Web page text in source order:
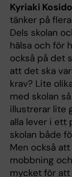
Kyriaki
tänker på
Dels skolan
hälsa och för
också på det
att det ska
krav? Lite
med skolan
illustrerar lite
alla lever i ett
skolan både
Men också
mobbning
mycket för att